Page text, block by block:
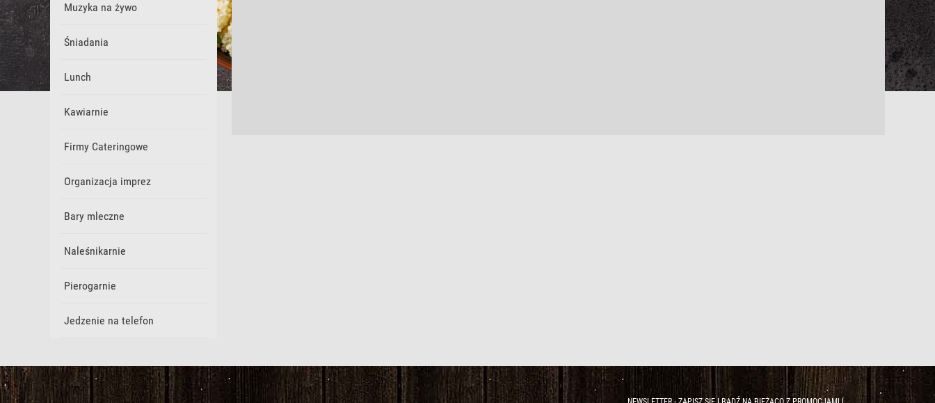
Muzyka na żywo
Śniadania
Lunch
Kawiarnie
Firmy Cateringowe
Organizacja imprez
Bary mleczne
Naleśnikarnie
Pierogarnie
Jedzenie na telefon